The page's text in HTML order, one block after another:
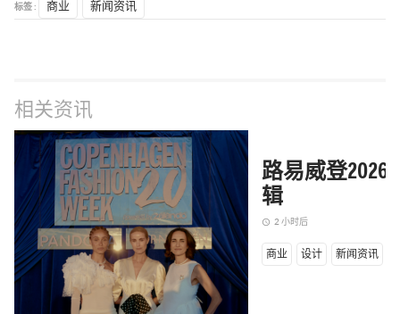
标签 : 商业 新闻资讯
相关资讯
路易威登2026
辑
access_time 2 小时后
商业 设计 新闻资讯